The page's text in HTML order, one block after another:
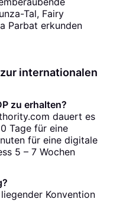
Tal, Fairy
Parbat erkunden
internationalen
zu erhalten?
dauert es
Tage für eine
für eine digitale
5 – 7 Wochen
Konvention